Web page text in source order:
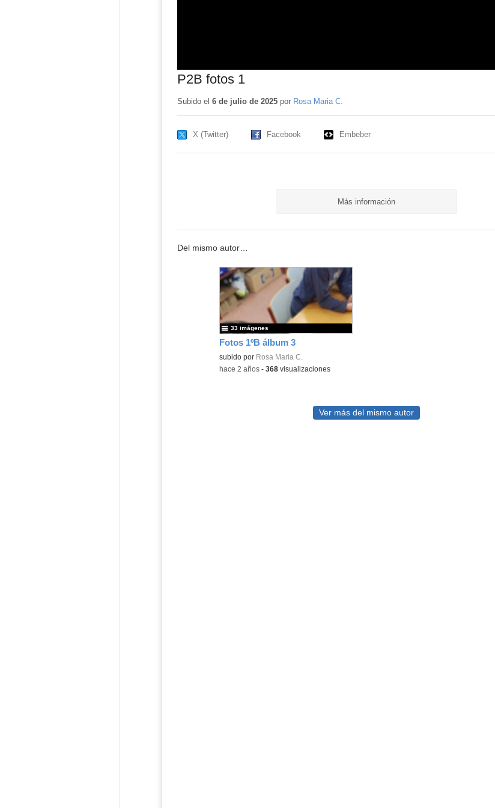
P2B fotos 1
Subido el 6 de julio de 2025por Rosa Maria C.
X (Twitter) Facebook Embeber
Más información
Del mismo autor…
Fotos 1ºB álbum 3
subido por Rosa Maria C.
33 imágenes
-hace 2 años- 368visualizaciones
Ver más del mismo autor